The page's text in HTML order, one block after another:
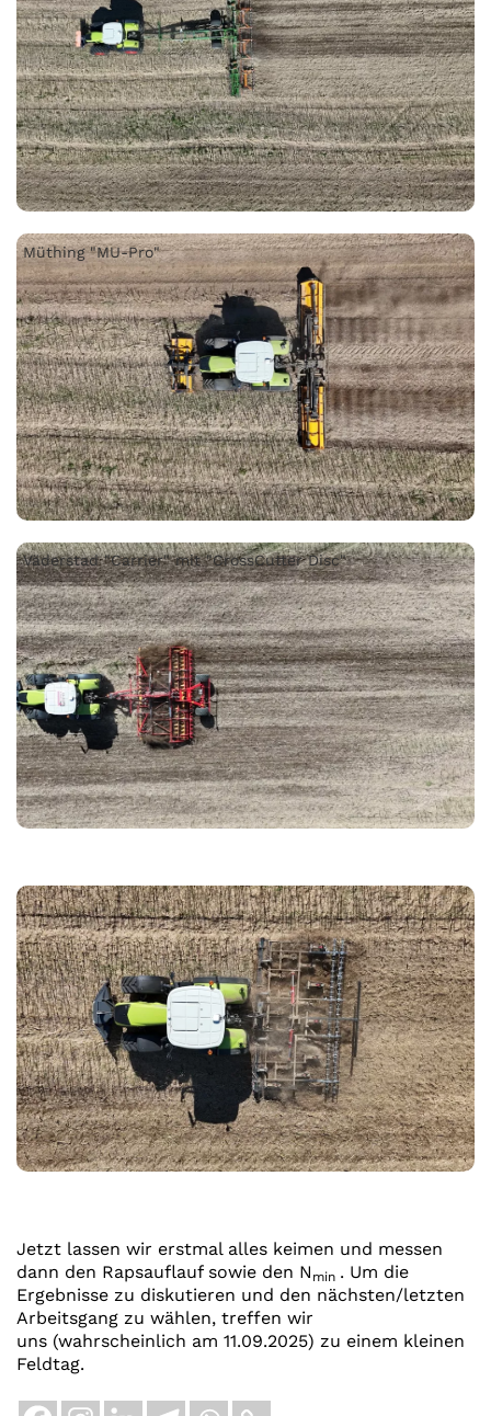
Müthing "MU-Pro"
Väderstad "Carrier" mit "CrossCutter Disc"
Jetzt lassen wir erstmal alles keimen und messen
dann den Rapsauflauf sowie den N min . Um die
Ergebnisse zu diskutieren und den nächsten/letzten
Arbeitsgang zu wählen, treffen wir
uns (wahrscheinlich am 11.09.2025) zu einem kleinen
Feldtag.